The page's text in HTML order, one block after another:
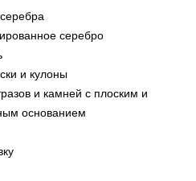
серебро
и кулоны
и камней с плоским и
основанием